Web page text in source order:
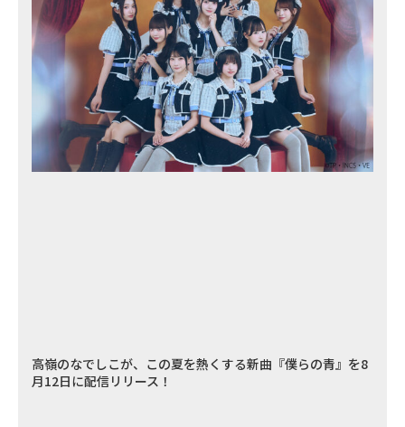
高嶺のなでしこが、この夏を熱くする新曲『僕らの青』を8
月12日に配信リリース！